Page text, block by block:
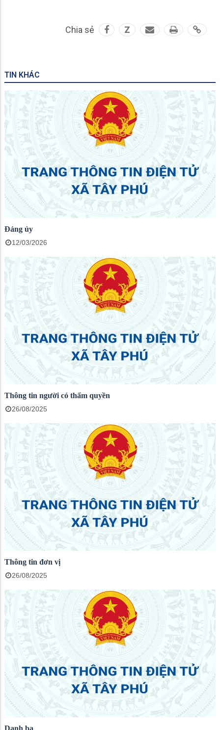
Chia sẻ Z
TIN KHÁC
Đảng ủy
12/03/2026
Thông tin người có thẩm quyền
26/08/2025
Thông tin đơn vị
26/08/2025
Danh bạ